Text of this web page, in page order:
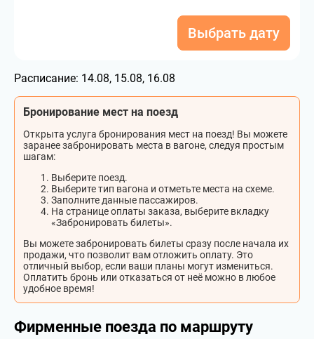
Выбрать дату
Расписание: 14.08, 15.08, 16.08
Бронирование мест на поезд
Открыта услуга бронирования мест на поезд! Вы можете
заранее забронировать места в вагоне, следуя простым
шагам:
Выберите поезд.
Выберите тип вагона и отметьте места на схеме.
Заполните данные пассажиров.
На странице оплаты заказа, выберите вкладку
«Забронировать билеты».
Вы можете забронировать билеты сразу после начала их
продажи, что позволит вам отложить оплату. Это
отличный выбор, если ваши планы могут измениться.
Оплатить бронь или отказаться от неё можно в любое
удобное время!
Фирменные поезда по маршруту